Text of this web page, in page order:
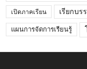
เปิดภาคเรียน เรียกบร
แผนการจัดการเรียนรู้